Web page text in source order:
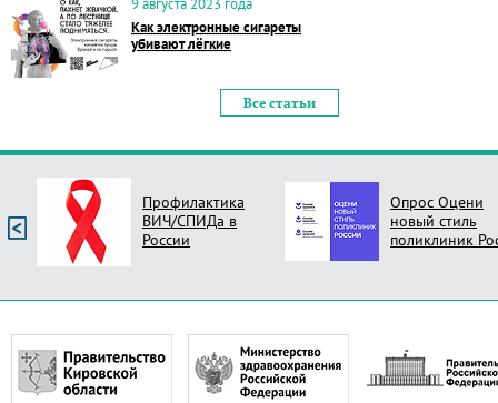
9 августа 2023 года
Как электронные сигареты
убивают лёгкие
Все статьи
Профилактика
ВИЧ/СПИДа в
России
Опрос Оцени
новый стиль
поликлиник